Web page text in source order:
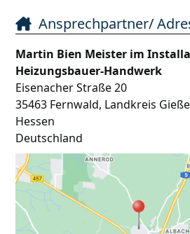
Ansprechpartner/
Martin Bien Meister im
Heizungsbauer-Handwerk
Eisenacher Straße 20
35463 Fernwald, Landkreis
Hessen
Deutschland